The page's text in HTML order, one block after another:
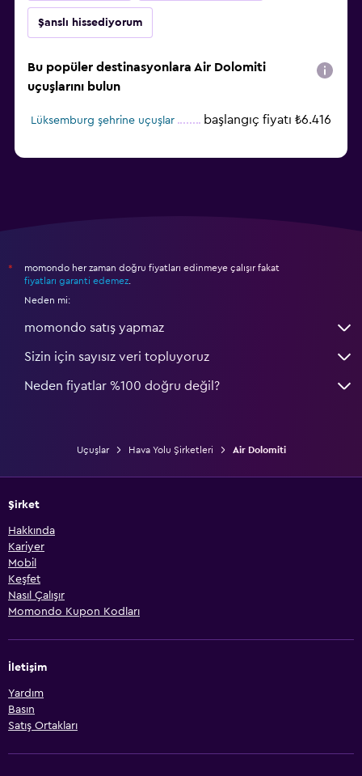
Şanslı hissediyorum
Bu popüler destinasyonlara Air Dolomiti
uçuşlarını bulun
Lüksemburg şehrine uçuşlar başlangıç fiyatı ₺6.416
*
momondo her zaman doğru fiyatları edinmeye çalışır fakat
fiyatları garanti edemez
Neden mi:
momondo satış yapmaz
Sizin için sayısız veri topluyoruz
Neden fiyatlar %100 doğru değil?
Uçuşlar Hava Yolu Şirketleri Air Dolomiti
Şirket
Hakkında
Kariyer
Mobil
Keşfet
Nasıl Çalışır
Momondo Kupon Kodları
İletişim
Yardım
Basın
Satış Ortakları